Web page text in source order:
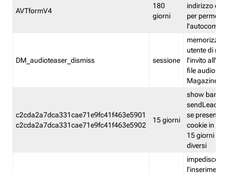
AVTformV4
180
giorni
indirizzo di
per
DM_audioteaser_dismiss sessione
memorizza
utente di
l'invito
file audio del
Magazine
c2cda2a7dca331cae71e9fc41f463e5901
c2cda2a7dca331cae71e9fc41f463e5902
15 giorni
show banner
sendLead
se presenti
cookie in un
15 giorni e
diversi
impedisce
l'inserimento